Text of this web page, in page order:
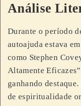
Análise
Durante o período
autoajuda estava
como Stephen
Altamente
ganhando
de espiritualidade